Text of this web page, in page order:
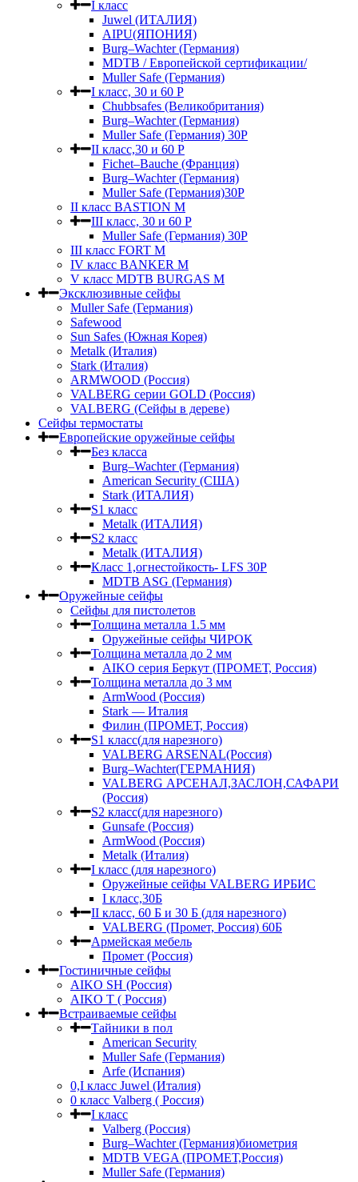
I класс
Juwel (ИТАЛИЯ)
AIPU(ЯПОНИЯ)
Burg–Wachter (Германия)
MDTB / Европейской сертификации/
Muller Safe (Германия)
I класс, 30 и 60 P
Chubbsafes (Великобритания)
Burg–Wachter (Германия)
Muller Safe (Германия) 30Р
II класс,30 и 60 P
Fichet–Bauche (Франция)
Burg–Wachter (Германия)
Muller Safe (Германия)30P
II класс BASTION M
III класс, 30 и 60 P
Muller Safe (Германия) 30Р
III класс FORT M
IV класс BANKER M
V класс МDTB BURGAS M
Эксклюзивные сейфы
Muller Safe (Германия)
Safewood
Sun Safes (Южная Корея)
Metalk (Италия)
Stark (Италия)
ARMWOOD (Россия)
VALBERG серии GOLD (Россия)
VALBERG (Сейфы в дереве)
Сейфы термостаты
Европейские оружейные сейфы
Без класса
Burg–Wachter (Германия)
American Security (США)
Stark (ИТАЛИЯ)
S1 класс
Metalk (ИТАЛИЯ)
S2 класс
Metalk (ИТАЛИЯ)
Класс 1,огнестойкость- LFS 30P
MDTB ASG (Германия)
Оружейные сейфы
Сейфы для пистолетов
Толщина металла 1.5 мм
Оружейные сейфы ЧИРОК
Толщина металла до 2 мм
AIKO серия Беркут (ПРОМЕТ, Россия)
Толщина металла до 3 мм
ArmWood (Россия)
Stark — Италия
Филин (ПРОМЕТ, Россия)
S1 класс(для нарезного)
VALBERG ARSENAL(Россия)
Burg–Wachter(ГЕРМАНИЯ)
VALBERG АРСЕНАЛ,ЗАСЛОН,САФАРИ
(Россия)
S2 класс(для нарезного)
Gunsafe (Россия)
ArmWood (Россия)
Metalk (Италия)
I класс (для нарезного)
Оружейные сейфы VALBERG ИРБИС
I класс,30Б
II класс, 60 Б и 30 Б (для нарезного)
VALBERG (Промет, Россия) 60Б
Армейская мебель
Промет (Россия)
Гостиничные сейфы
AIKO SH (Россия)
AIKO Т ( Россия)
Встраиваемые сейфы
Тайники в пол
American Security
Muller Safe (Германия)
Arfe (Испания)
0,I класс Juwel (Италия)
0 класс Valberg ( Россия)
I класс
Valberg (Россия)
Burg–Wachter (Германия)биометрия
MDTB VEGA (ПРОМЕТ,Россия)
Muller Safe (Германия)